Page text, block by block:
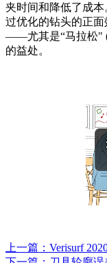
夹时间和降低了成
过优化的钻头的正
——尤其是“马拉松" (
的益处。
上一篇：Verisurf